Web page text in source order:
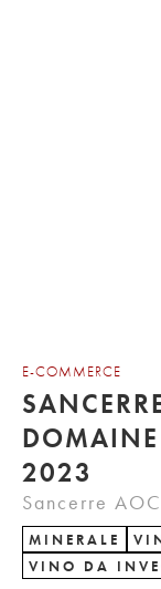
E-COMMERCE
DOMAINE
2023
Sancerre AOC
MINERALE
VINO DA